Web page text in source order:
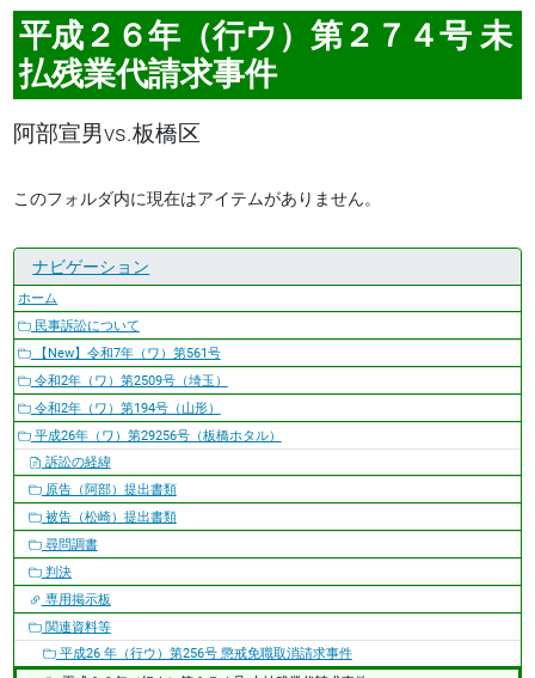
平成２６年（行ウ）第２７４号 未
払残業代請求事件
阿部宣男vs.板橋区
このフォルダ内に現在はアイテムがありません。
ナビゲーション
ホーム
民事訴訟について
【New】令和7年（ワ）第561号
令和2年（ワ）第2509号（埼玉）
令和2年（ワ）第194号（山形）
平成26年（ワ）第29256号（板橋ホタル）
訴訟の経緯
原告（阿部）提出書類
被告（松崎）提出書類
尋問調書
判決
専用掲示板
関連資料等
平成26 年（行ウ）第256号 懲戒免職取消請求事件